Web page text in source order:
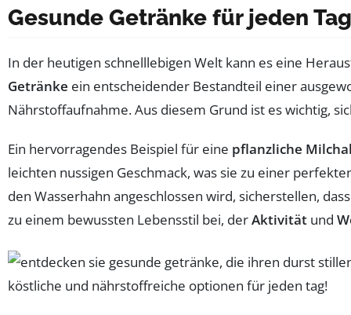
Gesunde Getränke für jeden Tag
In der heutigen schnelllebigen Welt kann es eine
Getränke ein entscheidender Bestandteil einer
Nährstoffaufnahme. Aus diesem Grund ist es wichtig,
Ein hervorragendes Beispiel für eine pflanzliche
leichten nussigen Geschmack, was sie zu einer
den Wasserhahn angeschlossen wird, sicherstellen,
zu einem bewussten Lebensstil bei, derAktivität und